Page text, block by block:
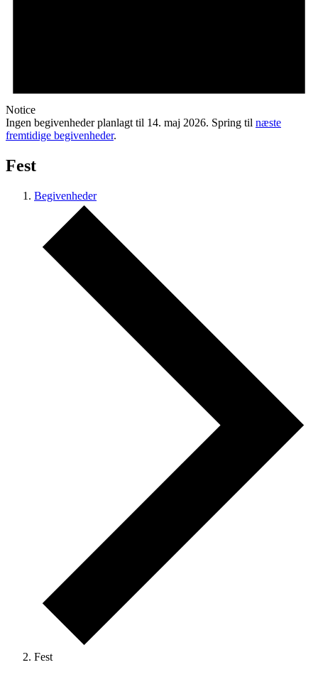
Notice
Ingen begivenheder planlagt til 14. maj 2026. Spring til næste
fremtidige begivenheder.
Fest
Begivenheder
Fest